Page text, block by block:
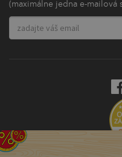
(maximálne jedna e-mailová